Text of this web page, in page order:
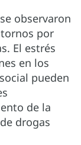
observaron
por
El estrés
en los
pueden
de la
drogas